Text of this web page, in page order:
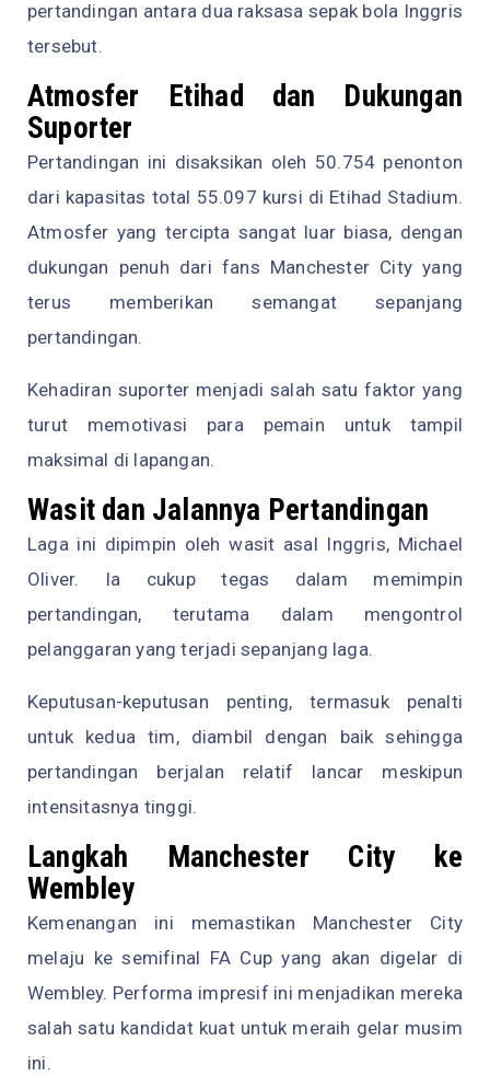
pertandingan antara dua raksasa sepak bola Inggris
tersebut.
Atmosfer Etihad dan Dukungan
Suporter
Pertandingan ini disaksikan oleh 50.754 penonton
dari kapasitas total 55.097 kursi di Etihad Stadium.
Atmosfer yang tercipta sangat luar biasa, dengan
dukungan penuh dari fans Manchester City yang
terus memberikan semangat sepanjang
pertandingan.
Kehadiran suporter menjadi salah satu faktor yang
turut memotivasi para pemain untuk tampil
maksimal di lapangan.
Wasit dan Jalannya Pertandingan
Laga ini dipimpin oleh wasit asal Inggris, Michael
Oliver. Ia cukup tegas dalam memimpin
pertandingan, terutama dalam mengontrol
pelanggaran yang terjadi sepanjang laga.
Keputusan-keputusan penting, termasuk penalti
untuk kedua tim, diambil dengan baik sehingga
pertandingan berjalan relatif lancar meskipun
intensitasnya tinggi.
Langkah Manchester City ke
Wembley
Kemenangan ini memastikan Manchester City
melaju ke semifinal FA Cup yang akan digelar di
Wembley. Performa impresif ini menjadikan mereka
salah satu kandidat kuat untuk meraih gelar musim
ini.